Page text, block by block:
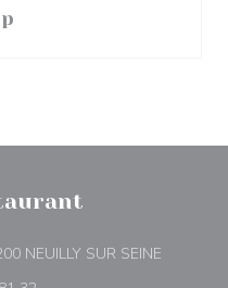
NEUILLY SUR SEINE